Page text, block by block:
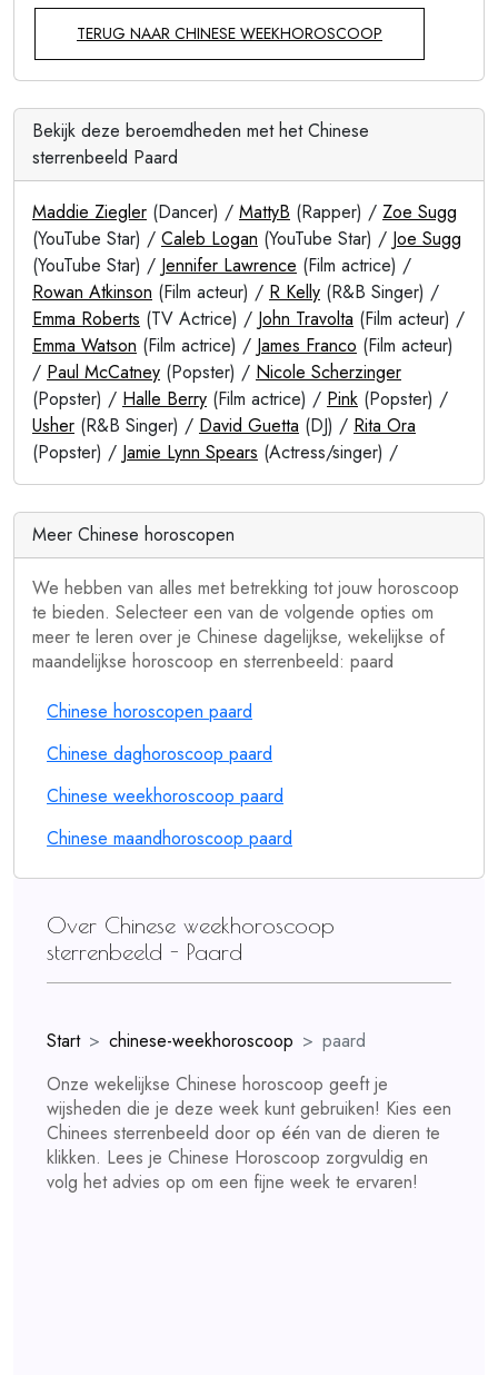
TERUG NAAR CHINESE WEEKHOROSCOOP
Bekijk deze beroemdheden met het Chinese
sterrenbeeld Paard
Maddie Ziegler (Dancer) / MattyB (Rapper) / Zoe Sugg
(YouTube Star) / Caleb Logan (YouTube Star) / Joe Sugg
(YouTube Star) / Jennifer Lawrence (Film actrice) /
Rowan Atkinson (Film acteur) / R Kelly (R&B Singer) /
Emma Roberts (TV Actrice) / John Travolta (Film acteur) /
Emma Watson (Film actrice) / James Franco (Film acteur)
/ Paul McCatney (Popster) / Nicole Scherzinger
(Popster) / Halle Berry (Film actrice) / Pink (Popster) /
Usher (R&B Singer) / David Guetta (DJ) / Rita Ora
(Popster) / Jamie Lynn Spears (Actress/singer) /
Meer Chinese horoscopen
We hebben van alles met betrekking tot jouw horoscoop
te bieden. Selecteer een van de volgende opties om
meer te leren over je Chinese dagelijkse, wekelijkse of
maandelijkse horoscoop en sterrenbeeld: paard
Chinese horoscopen paard
Chinese daghoroscoop paard
Chinese weekhoroscoop paard
Chinese maandhoroscoop paard
Over Chinese weekhoroscoop
sterrenbeeld - Paard
Start chinese-weekhoroscoop
paard
Onze wekelijkse Chinese horoscoop geeft je
wijsheden die je deze week kunt gebruiken! Kies een
Chinees sterrenbeeld door op één van de dieren te
klikken. Lees je Chinese Horoscoop zorgvuldig en
volg het advies op om een fijne week te ervaren!